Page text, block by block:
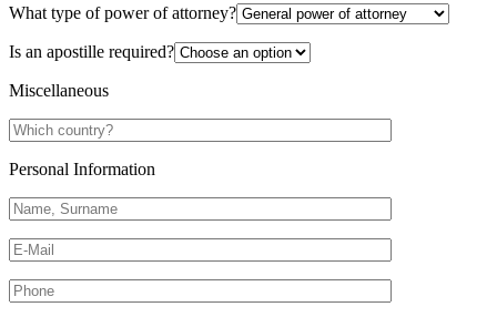
What type of power of attorney?
Is an apostille required?
Miscellaneous
Personal Information